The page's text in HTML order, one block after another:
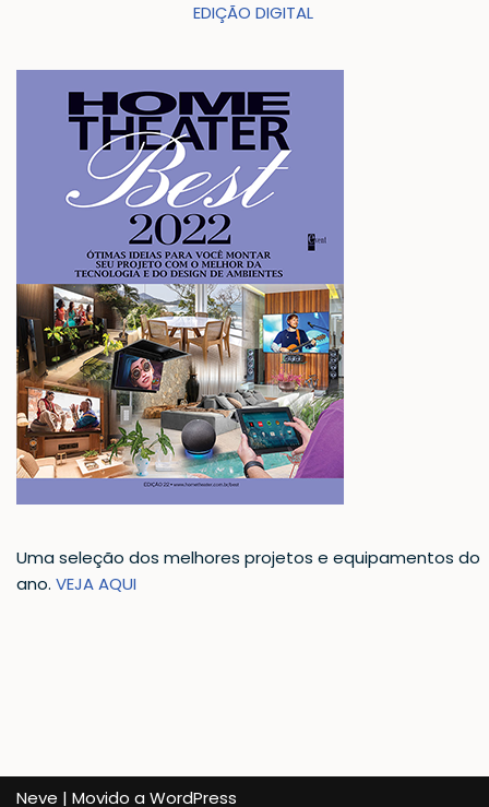
EDIÇÃO DIGITAL
Uma seleção dos melhores projetos e equipamentos do
ano. VEJA AQUI
Neve | Movido a WordPress